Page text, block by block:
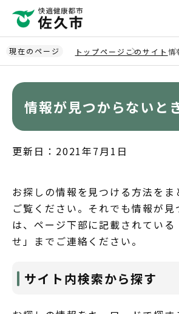
ペ
ー
ジ
現在のページ トップページ このサイト 情
情報が見つからないと
更新日：2021年7月1日
お探しの情報を見つける方法をま
ご覧ください。それでも情報が見
は、ページ下部に記載されている
せ」までご連絡ください。
サイト内検索から探す